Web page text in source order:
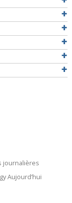
journalières
Aujourd’hui